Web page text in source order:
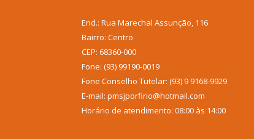
End.: Rua Marechal Assunção, 116
Bairro: Centro
CEP: 68360-000
Fone: (93) 99190-0019
Fone Conselho Tutelar: (93) 9 9168-9929
E-mail: pmsjporfirio@hotmail.com
Horário de atendimento: 08:00 às 14:00